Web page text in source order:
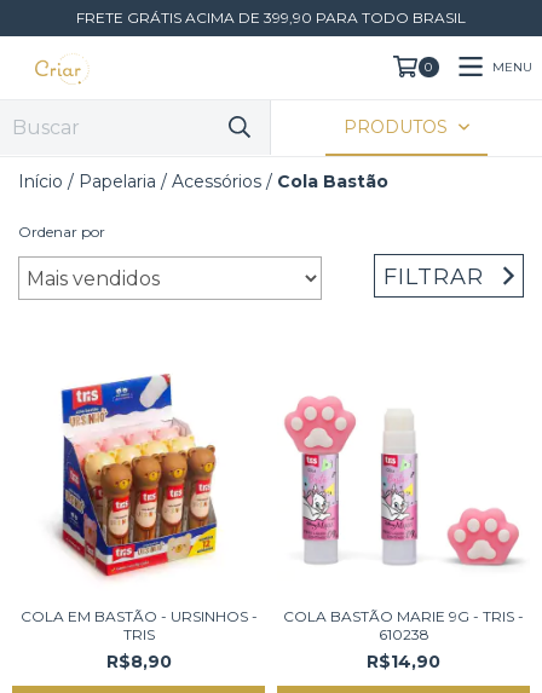
FRETE GRÁTIS ACIMA DE 399,90 PARA TODO BRASIL
0 MENU
PRODUTOS
Início / Papelaria / Acessórios / Cola Bastão
Ordenar por
FILTRAR
COLA EM BASTÃO - URSINHOS -
TRIS
R$8,90
COLA BASTÃO MARIE 9G - TRIS -
610238
R$14,90